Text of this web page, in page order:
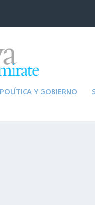
POLÍTICA Y GOBIERNO